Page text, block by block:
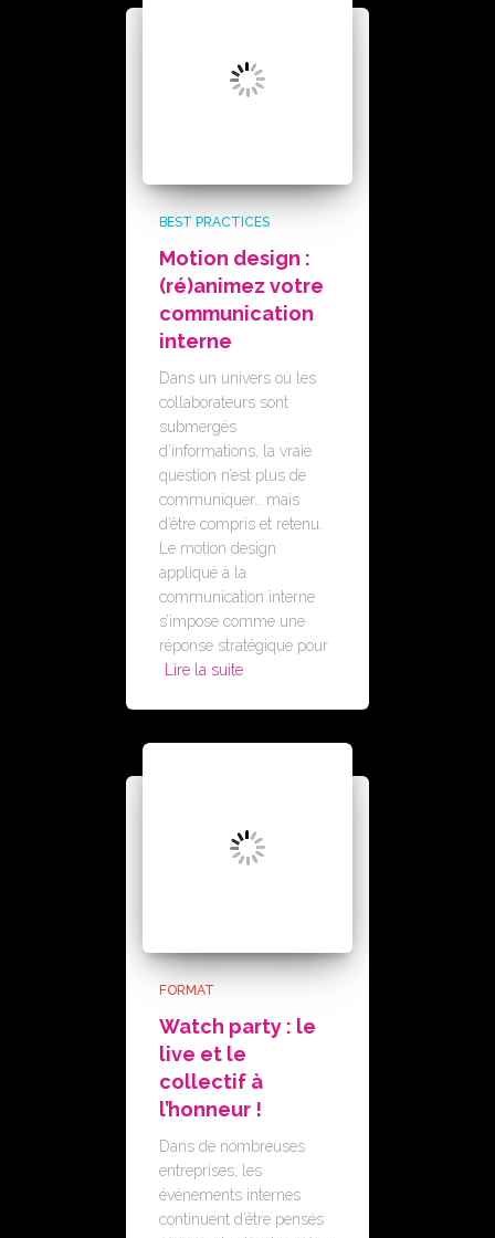
BEST PRACTICES
Motion design :
(ré)animez votre
communication
interne
Dans un univers où les
collaborateurs sont
submergés
d’informations, la vraie
question n’est plus de
communiquer… mais
d’être compris et retenu.
Le motion design
appliqué à la
communication interne
s’impose comme une
réponse stratégique pour
Lire la suite
FORMAT
Watch party : le
live et le
collectif à
l’honneur !
Dans de nombreuses
entreprises, les
événements internes
continuent d’être pensés